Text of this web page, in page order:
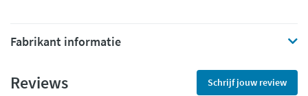
Fabrikant informatie
Reviews Schrijf jouw review